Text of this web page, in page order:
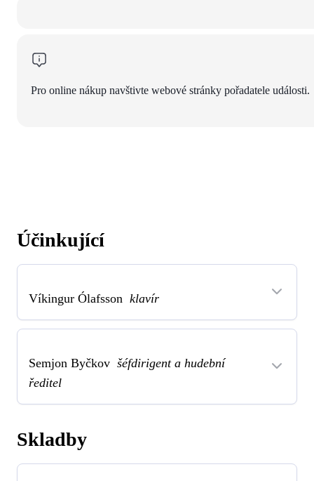
Pro online nákup navštivte webové stránky pořadatele události.
Účinkující
Víkingur Ólafsson klavír
Semjon Byčkov šéfdirigent a hudební
ředitel
Skladby